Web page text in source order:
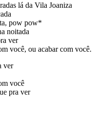
lá da Vila Joaniza
pow pow*
noitada
ver
você, ou acabar com você.
ver
você
pra ver